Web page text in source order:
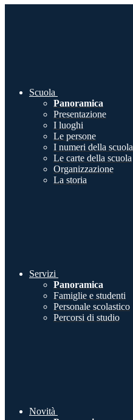
Scuola
Panoramica
Presentazione
I luoghi
Le persone
I numeri della scuola
Le carte della scuola
Organizzazione
La storia
Servizi
Panoramica
Famiglie e studenti
Personale scolastico
Percorsi di studio
Novità